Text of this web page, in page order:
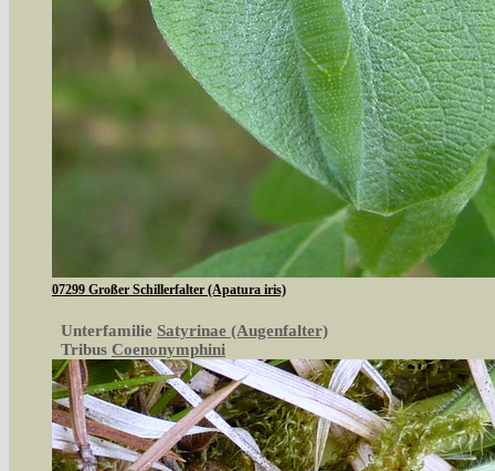
07299 Großer Schillerfalter (Apatura iris)
Unterfamilie Satyrinae (Augenfalter)
Tribus Coenonymphini